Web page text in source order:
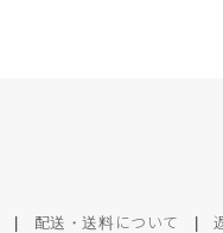
配送・送料について